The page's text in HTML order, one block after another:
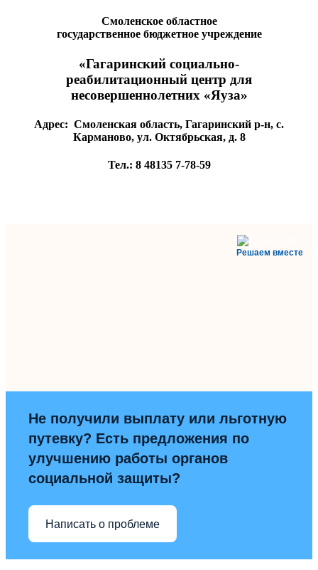
Смоленское областное
государственное бюджетное учреждение
«Гагаринский социально-
реабилитационный центр для
несовершеннолетних «Яуза»
Адрес: Смоленская область, Гагаринский р-н, с.
Карманово, ул. Октябрьская, д. 8
Тел.: 8 48135 7-78-59
Решаем вместе
Не получили выплату или льготную
путевку? Есть предложения по
улучшению работы органов
социальной защиты?
Написать о проблеме